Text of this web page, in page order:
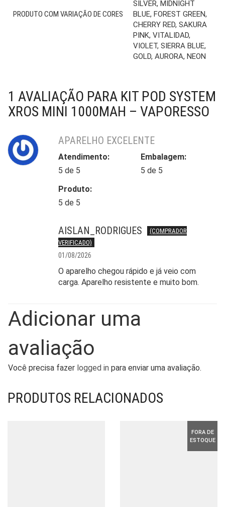
PRODUTO COM VARIAÇÃO DE CORES
SILVER, MIDNIGHT
BLUE, FOREST GREEN,
CHERRY RED, SAKURA
PINK, VITALIDAD,
VIOLET, SIERRA BLUE,
GOLD, AURORA, NEON
1 AVALIAÇÃO PARA KIT POD SYSTEM
XROS MINI 1000MAH – VAPORESSO
APARELHO EXCELENTE
Atendimento:
5 de 5
Embalagem:
5 de 5
Produto:
5 de 5
AISLAN_RODRIGUES
(COMPRADOR
VERIFICADO)
01/08/2026
O aparelho chegou rápido e já veio com
carga. Aparelho resistente e muito bom.
Adicionar uma
avaliação
Você precisa fazer logged in para enviar uma avaliação.
PRODUTOS RELACIONADOS
FORA DE
ESTOQUE